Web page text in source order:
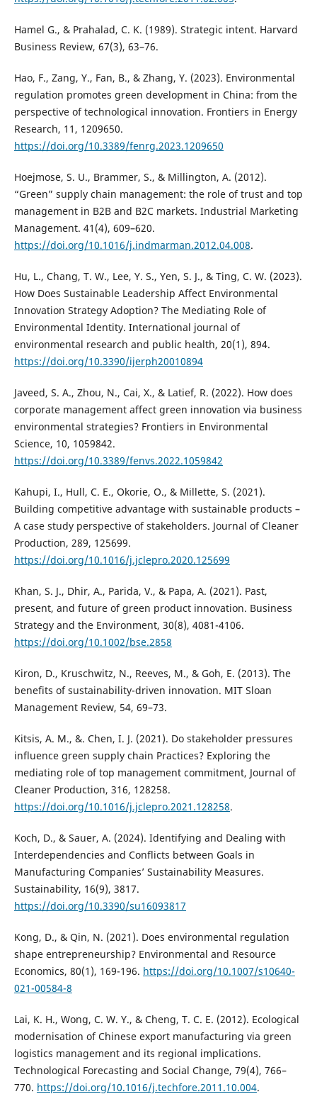
Hamel G., & Prahalad, C. K. (1989). Strategic intent. Harvard
Business Review, 67(3), 63–76.
Hao, F., Zang, Y., Fan, B., & Zhang, Y. (2023). Environmental
regulation promotes green development in China: from the
perspective of technological innovation. Frontiers in Energy
Research, 11, 1209650.
https://doi.org/10.3389/fenrg.2023.1209650
Hoejmose, S. U., Brammer, S., & Millington, A. (2012).
“Green” supply chain management: the role of trust and top
management in B2B and B2C markets. Industrial Marketing
Management. 41(4), 609–620.
https://doi.org/10.1016/j.indmarman.2012.04.008.
Hu, L., Chang, T. W., Lee, Y. S., Yen, S. J., & Ting, C. W. (2023).
How Does Sustainable Leadership Affect Environmental
Innovation Strategy Adoption? The Mediating Role of
Environmental Identity. International journal of
environmental research and public health, 20(1), 894.
https://doi.org/10.3390/ijerph20010894
Javeed, S. A., Zhou, N., Cai, X., & Latief, R. (2022). How does
corporate management affect green innovation via business
environmental strategies? Frontiers in Environmental
Science, 10, 1059842.
https://doi.org/10.3389/fenvs.2022.1059842
Kahupi, I., Hull, C. E., Okorie, O., & Millette, S. (2021).
Building competitive advantage with sustainable products –
A case study perspective of stakeholders. Journal of Cleaner
Production, 289, 125699.
https://doi.org/10.1016/j.jclepro.2020.125699
Khan, S. J., Dhir, A., Parida, V., & Papa, A. (2021). Past,
present, and future of green product innovation. Business
Strategy and the Environment, 30(8), 4081-4106.
https://doi.org/10.1002/bse.2858
Kiron, D., Kruschwitz, N., Reeves, M., & Goh, E. (2013). The
benefits of sustainability-driven innovation. MIT Sloan
Management Review, 54, 69–73.
Kitsis, A. M., &. Chen, I. J. (2021). Do stakeholder pressures
influence green supply chain Practices? Exploring the
mediating role of top management commitment, Journal of
Cleaner Production, 316, 128258.
https://doi.org/10.1016/j.jclepro.2021.128258.
Koch, D., & Sauer, A. (2024). Identifying and Dealing with
Interdependencies and Conflicts between Goals in
Manufacturing Companies’ Sustainability Measures.
Sustainability, 16(9), 3817.
https://doi.org/10.3390/su16093817
Kong, D., & Qin, N. (2021). Does environmental regulation
shape entrepreneurship? Environmental and Resource
Economics, 80(1), 169-196. https://doi.org/10.1007/s10640-
021-00584-8
Lai, K. H., Wong, C. W. Y., & Cheng, T. C. E. (2012). Ecological
modernisation of Chinese export manufacturing via green
logistics management and its regional implications.
Technological Forecasting and Social Change, 79(4), 766–
770. https://doi.org/10.1016/j.techfore.2011.10.004.